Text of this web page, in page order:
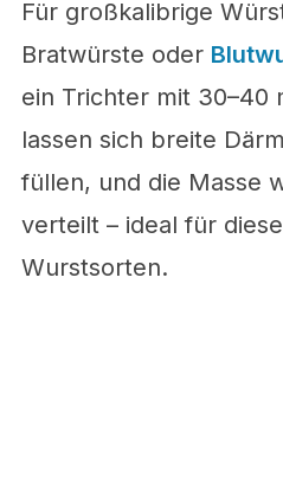
Für großkalibrige
Bratwürste oder
ein Trichter mit 30–40
lassen sich breite
füllen, und die Masse
verteilt – ideal für
Wurstsorten.